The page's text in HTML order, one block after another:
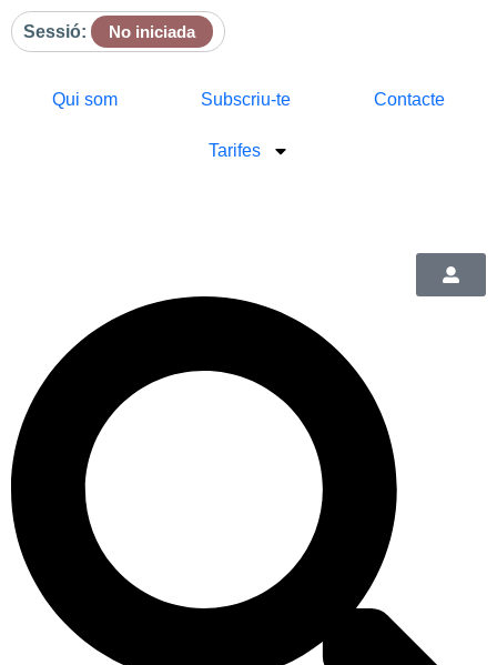
Sessió: No iniciada
Qui som Subscriu-te Contacte
Tarifes